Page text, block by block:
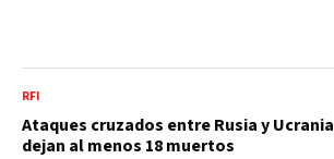
RFI
Ataques cruzados entre Rusia y Ucrania
dejan al menos 18 muertos